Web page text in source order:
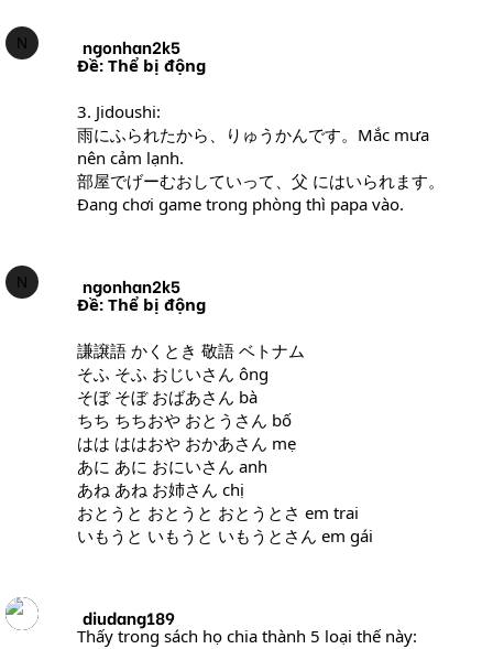
N ngonhan2k5
Ðề: Thể bị động
3. Jidoushi:
雨にふられたから、りゅうかんです。Mắc mưa
nên cảm lạnh.
部屋でげーむおしていって、父 にはいられます。
Đang chơi game trong phòng thì papa vào.
N ngonhan2k5
Ðề: Thể bị động
謙譲語 かくとき 敬語 ベトナム
そふ そふ おじいさん ông
そぼ そぼ おばあさん bà
ちち ちちおや おとうさん bố
はは ははおや おかあさん mẹ
あに あに おにいさん anh
あね あね お姉さん chị
おとうと おとうと おとうとさ em trai
いもうと いもうと いもうとさん em gái
diudang189
Thấy trong sách họ chia thành 5 loại thế này: